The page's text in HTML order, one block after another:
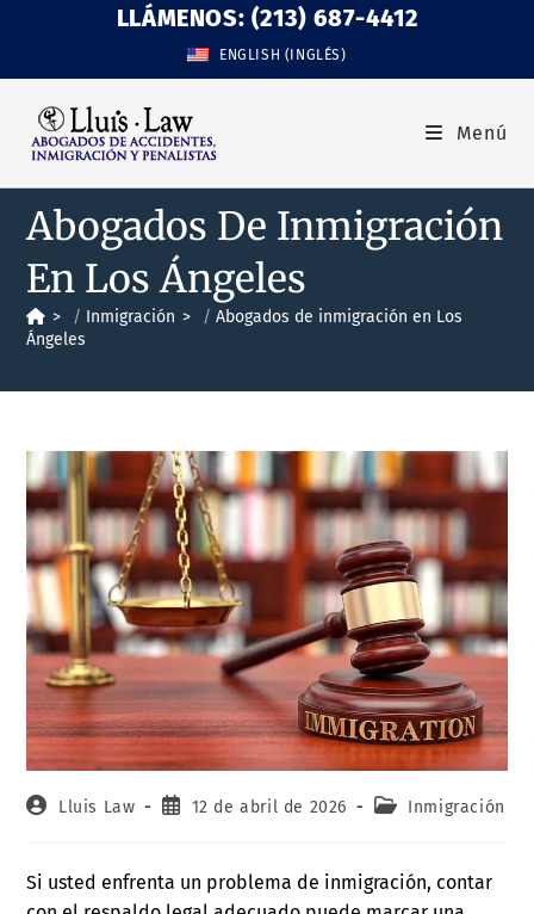
LLÁMENOS: (213) 687-4412
ENGLISH (INGLÉS)
Menú
Abogados De Inmigración
En Los Ángeles
> Inmigración >
Abogados de inmigración en Los
Ángeles
Lluis Law 12 de abril de 2026 Inmigración
Si usted enfrenta un problema de inmigración, contar